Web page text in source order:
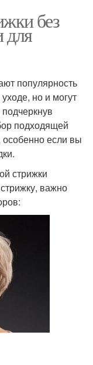
без
для
популярность
но и могут
подходящей
особенно если вы
стрижки
важно